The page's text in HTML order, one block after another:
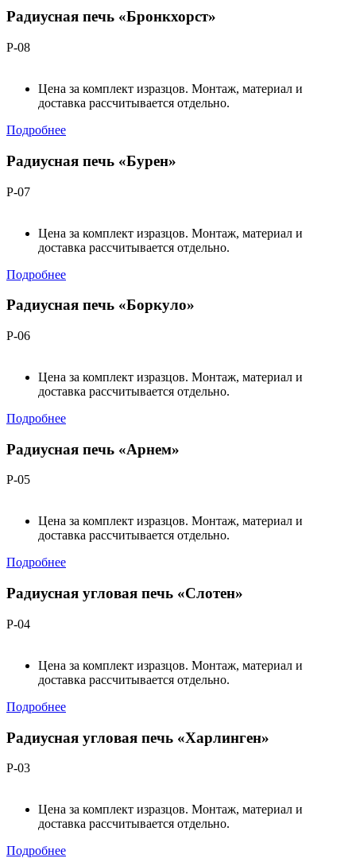
Радиусная печь «Бронкхорст»
Р-08
Цена за комплект изразцов. Монтаж, материал и
доставка рассчитывается отдельно.
Подробнее
Радиусная печь «Бурен»
Р-07
Цена за комплект изразцов. Монтаж, материал и
доставка рассчитывается отдельно.
Подробнее
Радиусная печь «Боркуло»
Р-06
Цена за комплект изразцов. Монтаж, материал и
доставка рассчитывается отдельно.
Подробнее
Радиусная печь «Арнем»
Р-05
Цена за комплект изразцов. Монтаж, материал и
доставка рассчитывается отдельно.
Подробнее
Радиусная угловая печь «Слотен»
Р-04
Цена за комплект изразцов. Монтаж, материал и
доставка рассчитывается отдельно.
Подробнее
Радиусная угловая печь «Харлинген»
Р-03
Цена за комплект изразцов. Монтаж, материал и
доставка рассчитывается отдельно.
Подробнее